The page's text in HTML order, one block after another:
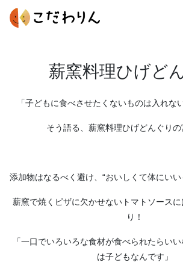
薪窯料理ひげど
「子どもに食べさせたくないものは入れな
そう語る、薪窯料理ひげどんぐりの
添加物はなるべく避け、“おいしくて体にいい
薪窯で焼くピザに欠かせないトマトソース
り！
「一口でいろいろな食材が食べられたらい
は子どもなんです」